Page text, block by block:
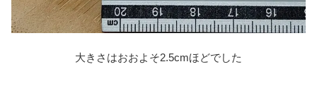
大きさはおおよそ2.5cmほどでした